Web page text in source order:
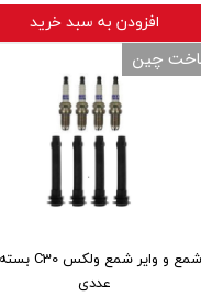
افزودن به سبد خرید
عددی
چین